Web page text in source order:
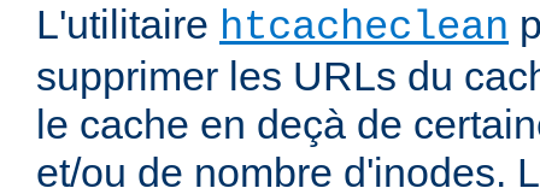
L'utilitaire htcacheclean
supprimer les URLs du
le cache en deçà de
et/ou de nombre d'inodes.